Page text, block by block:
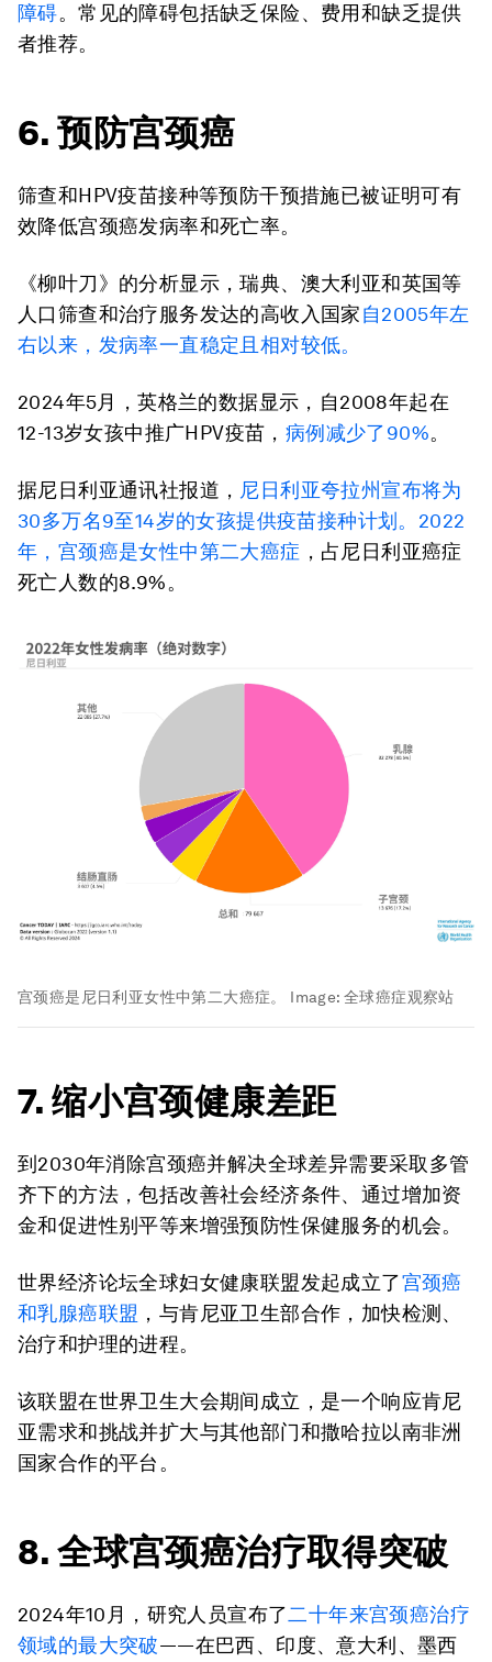
障碍。常见的障碍包括缺乏保险、费用和缺乏提供
者推荐。
6. 预防宫颈癌
筛查和HPV疫苗接种等预防干预措施已被证明可有
效降低宫颈癌发病率和死亡率。
《柳叶刀》的分析显示，瑞典、澳大利亚和英国等
人口筛查和治疗服务发达的高收入国家自2005年左
右以来，发病率一直稳定且相对较低。
2024年5月，英格兰的数据显示，自2008年起在
12-13岁女孩中推广HPV疫苗， 病例减少了90%。
据尼日利亚通讯社报道， 尼日利亚夸拉州宣布将为
30多万名9至14岁的女孩提供疫苗接种计划。2022
年，宫颈癌是女性中第二大癌症 ，占尼日利亚癌症
死亡人数的8.9%。
宫颈癌是尼日利亚女性中第二大癌症。 Image:全球癌症观察站
7. 缩小宫颈健康差距
到2030年消除宫颈癌并解决全球差异需要采取多管
齐下的方法，包括改善社会经济条件、通过增加资
金和促进性别平等来增强预防性保健服务的机会。
世界经济论坛全球妇女健康联盟发起成立了宫颈癌
和乳腺癌联盟 ，与肯尼亚卫生部合作，加快检测、
治疗和护理的进程。
该联盟在世界卫生大会期间成立，是一个响应肯尼
亚需求和挑战并扩大与其他部门和撒哈拉以南非洲
国家合作的平台。
8. 全球宫颈癌治疗取得突破
2024年10月，研究人员宣布了二十年来宫颈癌治疗
领域的最大突破——在巴西、印度、意大利、墨西